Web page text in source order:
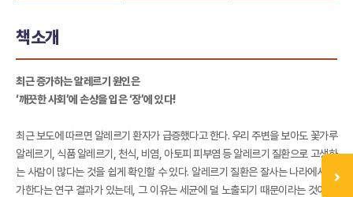
책소개
최근 증가하는 알레르기 원인은
‘깨끗한 사회’에 손상을 입은 ‘장’에 있다!
최근 보도에 따르면 알레르기 환자가 급증했다고 한다. 우리 주변을 보아도 꽃가루
알레르기, 식품 알레르기, 천식, 비염, 아토피 피부염 등 알레르기 질환으로 고생하
는 사람이 많다는 것을 쉽게 확인할 수 있다. 알레르기 질환은 잘사는 나라에서 증
가한다는 연구 결과가 있는데, 그 이유는 세균에 덜 노출되기 때문이라는 것이다.